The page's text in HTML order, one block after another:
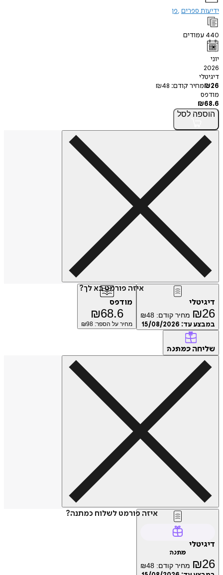
ספרים פן
קודם:
₪48
לסל
איזה פורמט בא לך?
₪ מחיר קודם: ₪48
עד:15/08/2026
מודפס
₪68.6
מחיר על הספר: ₪98
כמתנה
איזה פורמט לשלוח כמתנה?
₪ מחיר קודם: ₪48